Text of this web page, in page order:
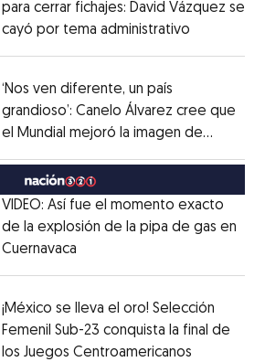
para cerrar fichajes: David Vázquez se
cayó por tema administrativo
‘Nos ven diferente, un país
grandioso’: Canelo Álvarez cree que
el Mundial mejoró la imagen de
MéxicoOpens in new window
VIDEO: Así fue el momento exacto
de la explosión de la pipa de gas en
Cuernavaca
¡México se lleva el oro! Selección
Femenil Sub-23 conquista la final de
los Juegos Centroamericanos